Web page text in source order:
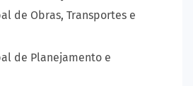
de Obras, Transportes e
de Planejamento e